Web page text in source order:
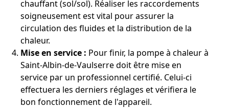
chauffant (sol/sol). Réaliser les raccordements
soigneusement est vital pour assurer la
circulation des fluides et la distribution de la
chaleur.
Mise en service : Pour finir, la pompe à chaleur à
Saint-Albin-de-Vaulserre doit être mise en
service par un professionnel certifié. Celui-ci
effectuera les derniers réglages et vérifiera le
bon fonctionnement de l'appareil.